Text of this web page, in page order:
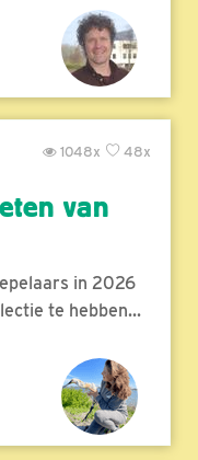
48x
1048x
van
in 2026
te hebben...